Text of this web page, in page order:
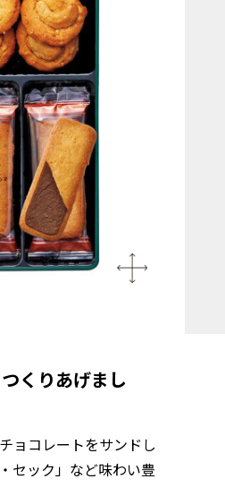
くりあげまし
ョコレートをサンドし
セック」など味わい豊